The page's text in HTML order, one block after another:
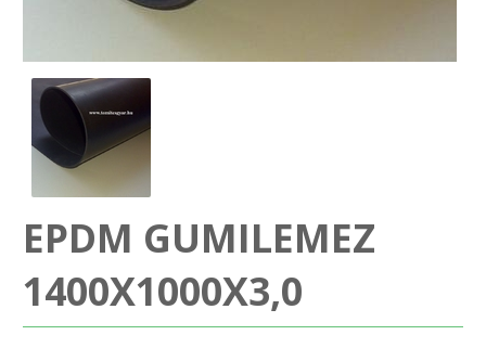
KOMPRESSZOR-SZIVATTYÚ TÖMÍTÉS
EPDM GUMILEMEZ
1400X1000X3,0